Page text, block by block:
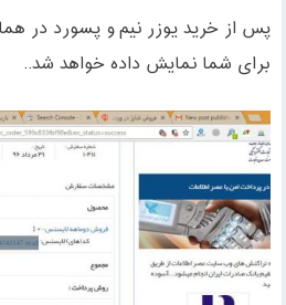
پس از خرید یوزر نیم و پسورد در
برای شما نمایش داده خواهد شد..